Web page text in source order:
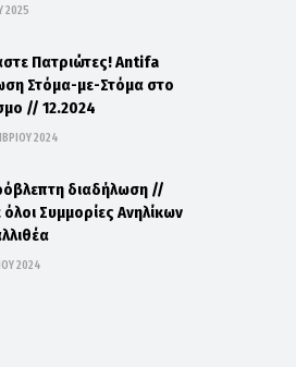
2025
Πατριώτες! Antifa
Στόμα-με-Στόμα στο
// 12.2024
2024
διαδήλωση //
όλοι Συμμορίες Ανηλίκων
2024